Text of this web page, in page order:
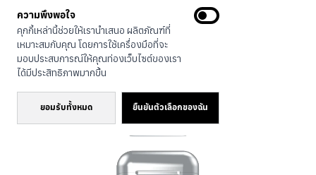
ความพึงพอใจ
คุกกี้เหล่านี้ช่วยให้เรานำเสนอ ผลิตภัณฑ์ที่
เหมาะสมกับคุณ โดยการใช้เครื่องมือที่จะ
มอบประสบการณ์ให้คุณท่องเว็บไซต์ของเรา
ได้มีประสิทธิภาพมากขึ้น
ยอมรับทั้งหมด ยืนยันตัวเลือกของฉัน
ประหยัดไป 200
🔥 ลด 50% เมื่อซื้อ 1 ชิ้น โค้ด:
CCFLASH1